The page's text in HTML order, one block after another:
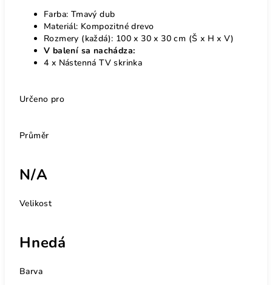
Farba: Tmavý dub
Materiál: Kompozitné drevo
Rozmery (každá): 100 x 30 x 30 cm (Š x H x V)
V balení sa nachádza:
4 x Nástenná TV skrinka
Určeno pro
Průměr
N/A
Velikost
Hnedá
Barva